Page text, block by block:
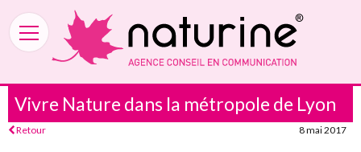
Vivre Nature dans la métropole de Lyon
Retour 8 mai 2017